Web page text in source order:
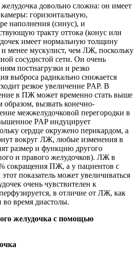
довольно сложна: он имеет
горизонтальную,
наполнения (синус), и
тракту оттока (конус или
имеет нормальную толщину
менее мускулист, чем ЛЖ, поскольку
сосудистой сети. Он очень
постнагрузки и резко
выброса радикально снижается
резкое увеличение PAP. В
в ПЖ может временно стать выше
вызвать конечно-
межжелудочковой перегородки в
PAP индуцирует
сердце окружено перикардом, а
вокруг ЛЖ, любые изменения в
размер и функцию другого
и правого желудочков). ЛЖ в
сокращения ПЖ, а у пациентов с
показатель может увеличиваться
очень чувствителен к
в отличие от ЛЖ, как
во время диастолы.
желудочка с помощью